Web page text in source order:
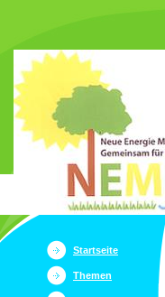
Startseite
Themen